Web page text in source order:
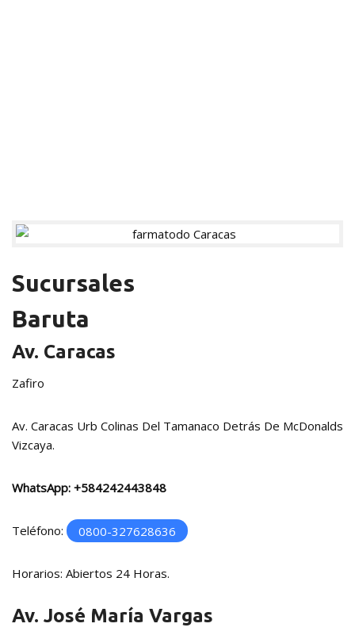
Sucursales
Baruta
Av. Caracas
Zafiro
Av. Caracas Urb Colinas Del Tamanaco Detrás De McDonalds
Vizcaya.
WhatsApp: +584242443848
Teléfono: 0800-327628636
Horarios: Abiertos 24 Horas.
Av. José María Vargas